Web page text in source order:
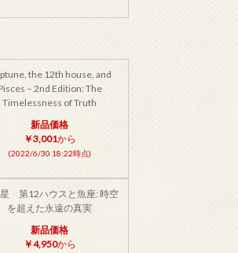
the 12th house, and
– 2nd Edition: The
Timelessness of Truth
新品価格
￥3,001から
(2022/6/30 18:22時点)
第12ハウスと魚座: 時空
を超えた永遠の真実
新品価格
￥4,950から